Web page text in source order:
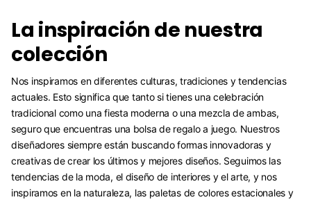
La inspiración de nuestra
colección
Nos inspiramos en diferentes culturas, tradiciones y tendencias
actuales. Esto significa que tanto si tienes una celebración
tradicional como una fiesta moderna o una mezcla de ambas,
seguro que encuentras una bolsa de regalo a juego. Nuestros
diseñadores siempre están buscando formas innovadoras y
creativas de crear los últimos y mejores diseños. Seguimos las
tendencias de la moda, el diseño de interiores y el arte, y nos
inspiramos en la naturaleza, las paletas de colores estacionales y